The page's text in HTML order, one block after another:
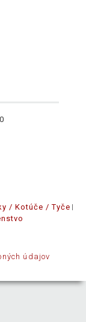
/ Kotúče / Tyče
údajov